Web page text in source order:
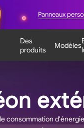
Panneaux
Des
produits
Modèles
consommation